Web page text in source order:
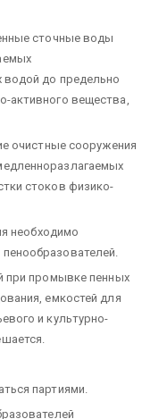
сточные воды
водой до предельно
активного вещества,
очистные сооружения
стоков физико-
необходимо
при промывке пенных
емкостей для
и культурно-
партиями.